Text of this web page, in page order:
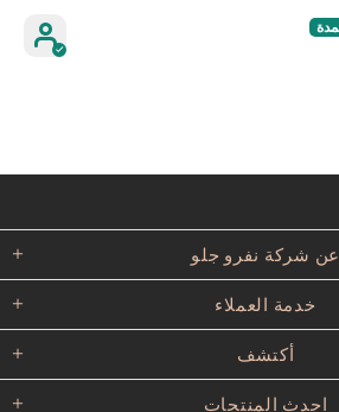
عن شركة نفرو جلو
خدمة العملاء
أكتشف
احدث المنتجات